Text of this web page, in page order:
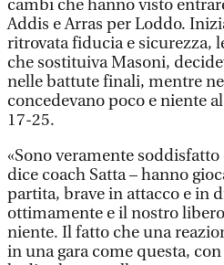
cambi che hanno visto
Addis e Arras per Loddo.
ritrovata fiducia e sicurezza,
che sostituiva Masoni,
nelle battute finali, mentre
concedevano poco e niente
17-25.
«Sono veramente
dice coach Satta – hanno
partita, brave in attacco e in
ottimamente e il nostro
niente. Il fatto che una
in una gara come questa,